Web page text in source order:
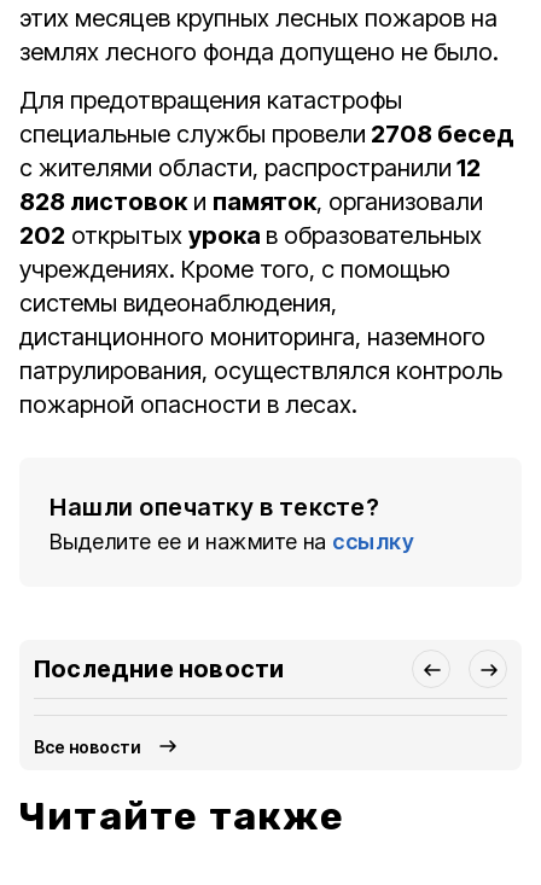
этих месяцев крупных лесных пожаров на
землях лесного фонда допущено не было.
Для предотвращения катастрофы
специальные службы провели 2708 бесед
с жителями области, распространили 12
828 листовоки памяток, организовали
202 открытых урока в образовательных
учреждениях. Кроме того, с помощью
системы видеонаблюдения,
дистанционного мониторинга, наземного
патрулирования, осуществлялся контроль
пожарной опасности в лесах.
Нашли опечатку в тексте?
Выделите ее и нажмите на ссылку
Последние новости
Все новости
Читайте также